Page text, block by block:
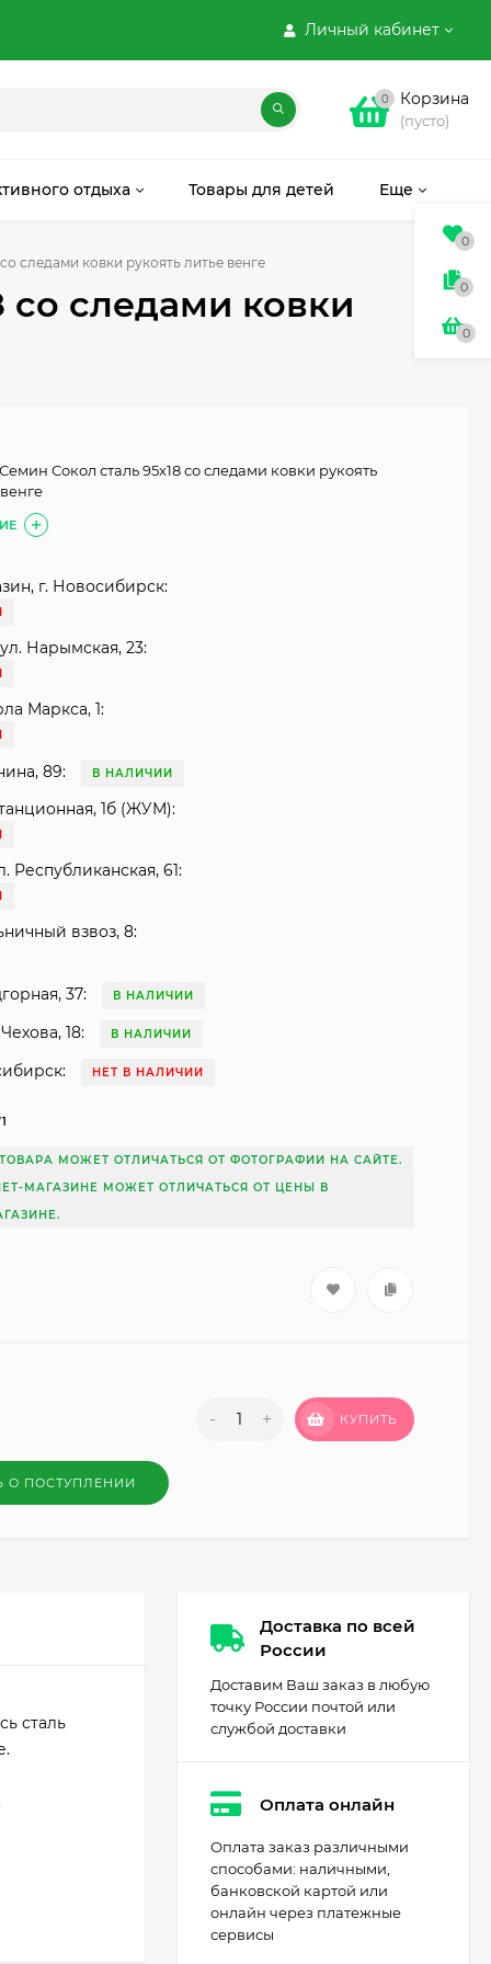
Личный кабинет
0 Корзина
(пусто)
отдыха Товары для детей Еще
следами ковки рукоять литье венге
следами ковки
Сокол сталь 95x18 со следами ковки рукоять
г. Новосибирск:
Нарымская, 23:
Маркса, 1:
89: В НАЛИЧИИ
1б (ЖУМ):
Республиканская, 61:
взвоз, 8:
37: В НАЛИЧИИ
18: В НАЛИЧИИ
НЕТ В НАЛИЧИИ
МОЖЕТ ОТЛИЧАТЬСЯ ОТ ФОТОГРАФИИ НА САЙТЕ.
МАГАЗИНЕ МОЖЕТ ОТЛИЧАТЬСЯ ОТ ЦЕНЫ В
- + КУПИТЬ
О ПОСТУПЛЕНИИ
сталь
Доставка по всей
России
Доставим Ваш заказ в любую
точку России почтой или
службой доставки
Оплата онлайн
Оплата заказ различными
способами: наличными,
банковской картой или
онлайн через платежные
сервисы
0
0
0